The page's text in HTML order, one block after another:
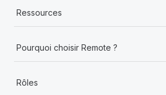
Ressources
Pourquoi choisir Remote ?
Rôles